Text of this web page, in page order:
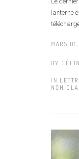
lanterne
MARS
BY
IN
NON